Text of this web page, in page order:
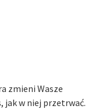
zmieni Wasze
jak w niej przetrwać.